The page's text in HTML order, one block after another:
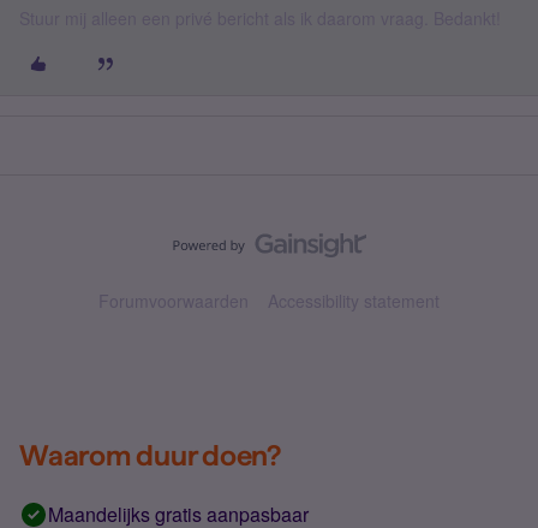
Forumvoorwaarden Accessibility statement
Waarom duur doen?
Maandelijks gratis aanpasbaar